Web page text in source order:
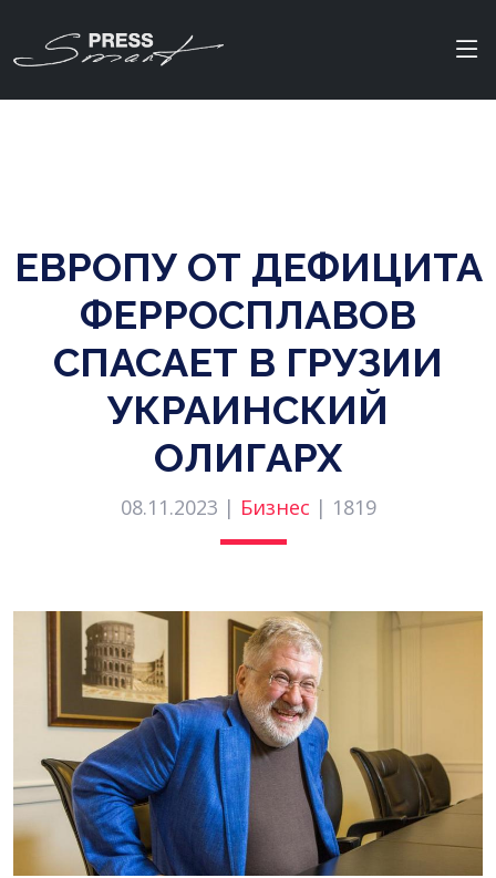
ЕВРОПУ ОТ ДЕФИЦИТА
ФЕРРОСПЛАВОВ
СПАСАЕТ В ГРУЗИИ
УКРАИНСКИЙ
ОЛИГАРХ
08.11.2023 | Бизнес | 1819